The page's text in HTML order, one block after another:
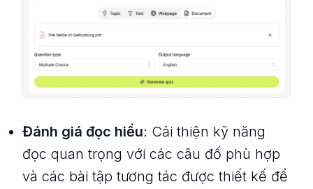
Đánh giá đọc hiểu: Cải thiện kỹ năng
đọc quan trọng với các câu đố phù hợp
và các bài tập tương tác được thiết kế để